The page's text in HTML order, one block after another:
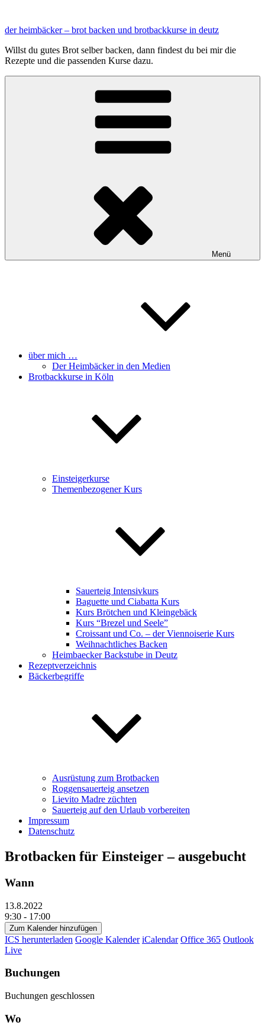
springen
der heimbäcker – brot backen und brotbackkurse in deutz
Willst du gutes Brot selber backen, dann findest du bei mir die
Rezepte und die passenden Kurse dazu.
Menü
über mich …
Der Heimbäcker in den Medien
Brotbackkurse in Köln
Einsteigerkurse
Themenbezogener Kurs
Sauerteig Intensivkurs
Baguette und Ciabatta Kurs
Kurs Brötchen und Kleingebäck
Kurs “Brezel und Seele”
Croissant und Co. – der Viennoiserie Kurs
Weihnachtliches Backen
Heimbaecker Backstube in Deutz
Rezeptverzeichnis
Bäckerbegriffe
Ausrüstung zum Brotbacken
Roggensauerteig ansetzen
Lievito Madre züchten
Sauerteig auf den Urlaub vorbereiten
Impressum
Datenschutz
Brotbacken für Einsteiger – ausgebucht
Wann
13.8.2022
9:30 - 17:00
Zum Kalender hinzufügen
ICS herunterladen Google Kalender iCalendar Office 365 Outlook
Live
Buchungen
Buchungen geschlossen
Wo